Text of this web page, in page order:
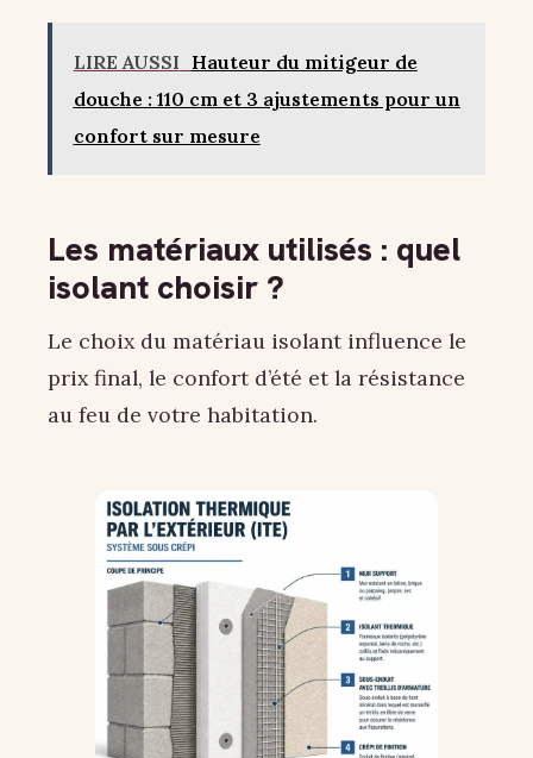
LIRE AUSSI Hauteur du mitigeur de
douche : 110 cm et 3 ajustements pour un
confort sur mesure
Les matériaux utilisés : quel
isolant choisir ?
Le choix du matériau isolant influence le
prix final, le confort d’été et la résistance
au feu de votre habitation.